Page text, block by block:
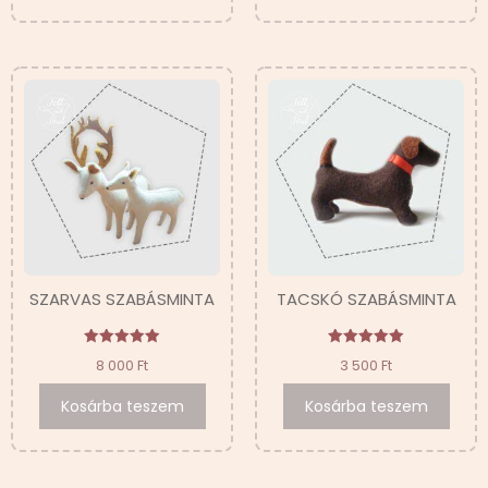
SZARVAS SZABÁSMINTA
5.00
/ 5
8 000 Ft
Kosárba teszem
TACSKÓ SZABÁSMINTA
5.00
/ 5
3 500 Ft
Kosárba teszem